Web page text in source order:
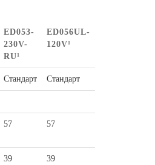
ED053-
230V-
RU¹
ED056UL-
120V¹
Стандарт Стандарт
57 57
39 39